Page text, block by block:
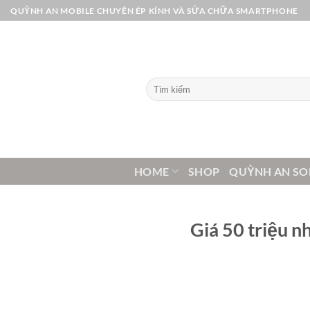
Bỏ
qua
QUỲNH AN MOBILE CHUYÊN ÉP KÍNH VÀ SỬA CHỮA SMARTPHONE
Tìm
kiếm:
HOME SHOP QUỲNH AN
Giá 50 triệu